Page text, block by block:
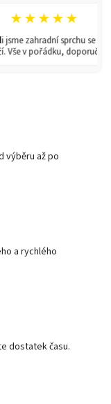
★★★★★
zahradní sprchu se 150l
v pořádku, doporučuji.
výběru až po
a rychlého
dostatek času.